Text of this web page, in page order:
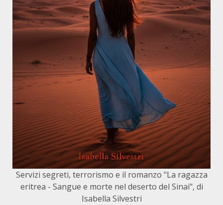
Servizi segreti, terrorismo e il romanzo "La ragazza
eritrea - Sangue e morte nel deserto del Sinai", di
Isabella Silvestri